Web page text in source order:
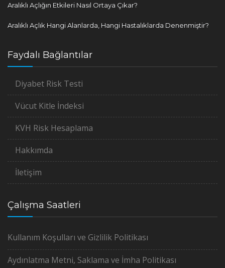
Aralıklı Açlığın Etkileri Nasıl Ortaya Çıkar?
Aralıklı Açlık Hangi Alanlarda, Hangi Hastalıklarda Denenmiştir?
Faydalı Bağlantılar
Diyabet Risk Testi
Vücut Kitle İndeksi
KVH Risk Hesaplama
Hakkımda
İletişim
Çalışma Saatleri
Kullanım Koşulları ve Gizlilik Politikası
Aydınlatma Metni, Saklama ve İmha Politikası